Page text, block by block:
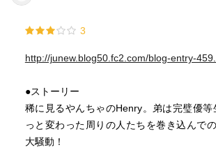
3
http://junew.blog50.fc2.com/blog-entry-
●ストーリー
稀に見るやんちゃのHenry。弟は完璧優等
っと変わった周りの人たちを巻き込んで
大騒動！